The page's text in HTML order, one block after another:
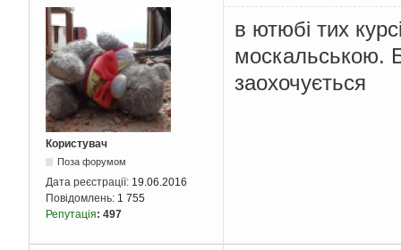
Користувач
Поза форумом
Дата реєстрації: 19.06.2016
Повідомлень: 1 755
Репутація: 497
в ютюбі тих
москальською.
заохочується